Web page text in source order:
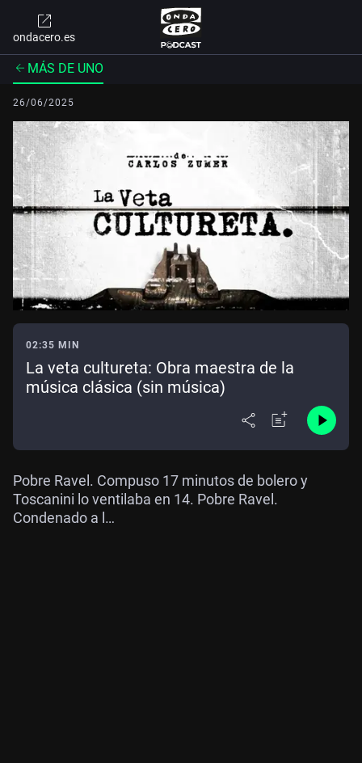
ondacero.es
MÁS DE UNO
26/06/2025
02:35 MIN
La veta cultureta: Obra maestra de la
música clásica (sin música)
Pobre Ravel. Compuso 17 minutos de bolero y
Toscanini lo ventilaba en 14. Pobre Ravel.
Condenado a l…